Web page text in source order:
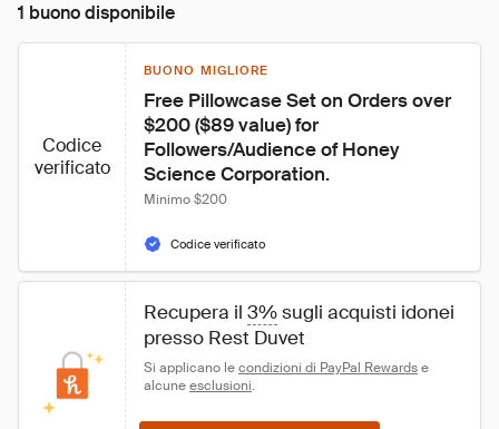
1 buono disponibile
Codice
verificato
BUONO MIGLIORE
Free Pillowcase Set on Orders over
$200 ($89 value) for
Followers/Audience of Honey
Science Corporation.
Minimo $200
Codice verificato
Recupera il 3% sugli acquisti idonei
presso Rest Duvet
Si applicano le condizioni di PayPal Rewards e
alcune esclusioni.